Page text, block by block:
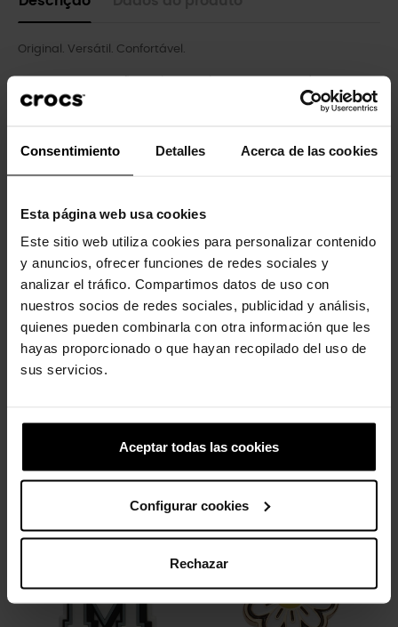
Consentimiento Detalles Acerca de las cookies
Esta página web usa cookies
Este sitio web utiliza cookies para personalizar contenido
y anuncios, ofrecer funciones de redes sociales y
analizar el tráfico. Compartimos datos de uso con
nuestros socios de redes sociales, publicidad y análisis,
quienes pueden combinarla con otra información que les
hayas proporcionado o que hayan recopilado del uso de
sus servicios.
Aceptar todas las cookies
Configurar cookies
Rechazar
Original. Versátil. Confortável.
clássico para ela. Apresentamos a Plataforma Clássica, com
um solado elevado e contornado que sustenta o cabedal que
Clientes que compraram este
produto também compraram:
-20%
Flor de tela blanca con perla
5,99 € 4,79 €
-20%
Libélula prateada
5,99 € 4,79 €
-20% -20%